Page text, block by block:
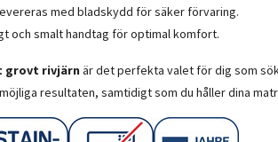
med bladskydd för säker förvaring.
och smalt handtag för optimal komfort.
grovt rivjärn är det perfekta valet för dig som
resultaten, samtidigt som du håller dina